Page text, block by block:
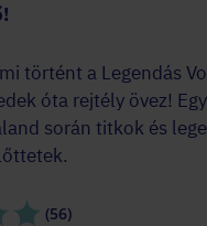
történt a Legendás
óta rejtély övez! Egy
során titkok és
(56)